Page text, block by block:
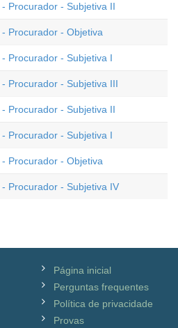
Procurador - Subjetiva II
Procurador - Objetiva
Procurador - Subjetiva I
Procurador - Subjetiva III
Procurador - Subjetiva II
Procurador - Subjetiva I
Procurador - Objetiva
Procurador - Subjetiva IV
Página inicial
Perguntas frequentes
Política de privacidade
Provas